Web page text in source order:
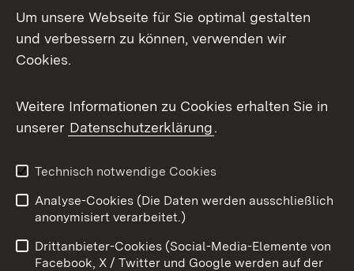
Mastodon
Messenger
Social Wall
X / Twitter
Youtube
Benutzungshinweise
Barrierefreiheit
Um unsere Webseite für Sie optimal gestalten
und verbessern zu können, verwenden wir
Cookies.
Weitere Informationen zu Cookies erhalten Sie in
unserer Datenschutzerklärung.
Technisch notwendige Cookies
Analyse-Cookies (Die Daten werden ausschließlich
anonymisiert verarbeitet.)
Drittanbieter-Cookies (Social-Media-Elemente von
Facebook, X / Twitter und Google werden auf der